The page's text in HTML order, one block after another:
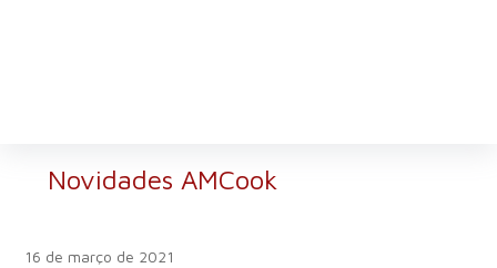
Novidades AMCook
16 de março de 2021